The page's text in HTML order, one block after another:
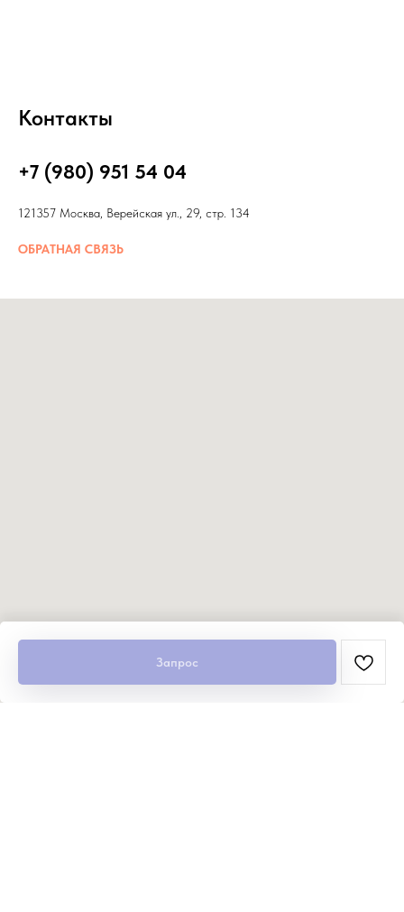
Запрос
Контакты
+7 (980) 951 54 04
121357 Москва, Верейская ул., 29, стр. 134
ОБРАТНАЯ СВЯЗЬ